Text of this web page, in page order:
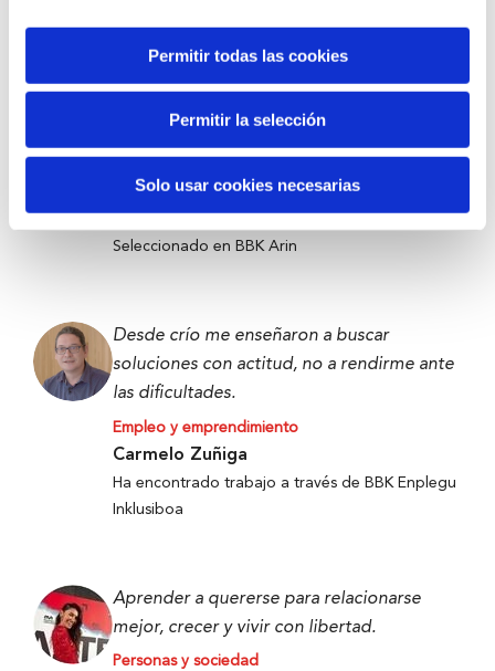
Permitir todas las cookies
Permitir la selección
Solo usar cookies necesarias
Tecnología contra el desperdicio para
llevar alimentos a quienes más lo necesitan.
Empleo y emprendimiento
Denis Ugalde
Seleccionado en BBK Arin
Desde crío me enseñaron a buscar
soluciones con actitud, no a rendirme ante
las dificultades.
Empleo y emprendimiento
Carmelo Zuñiga
Ha encontrado trabajo a través de BBK Enplegu
Inklusiboa
Aprender a quererse para relacionarse
mejor, crecer y vivir con libertad.
Personas y sociedad